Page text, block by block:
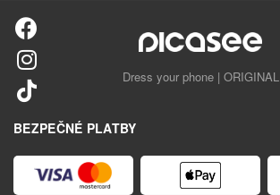
Dress your phone | ORIGINAL
BEZPEČNÉ PLATBY